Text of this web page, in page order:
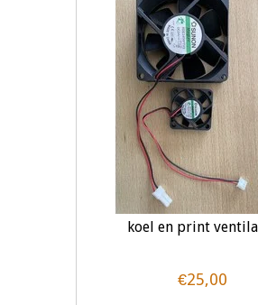
koel en print
€25,00